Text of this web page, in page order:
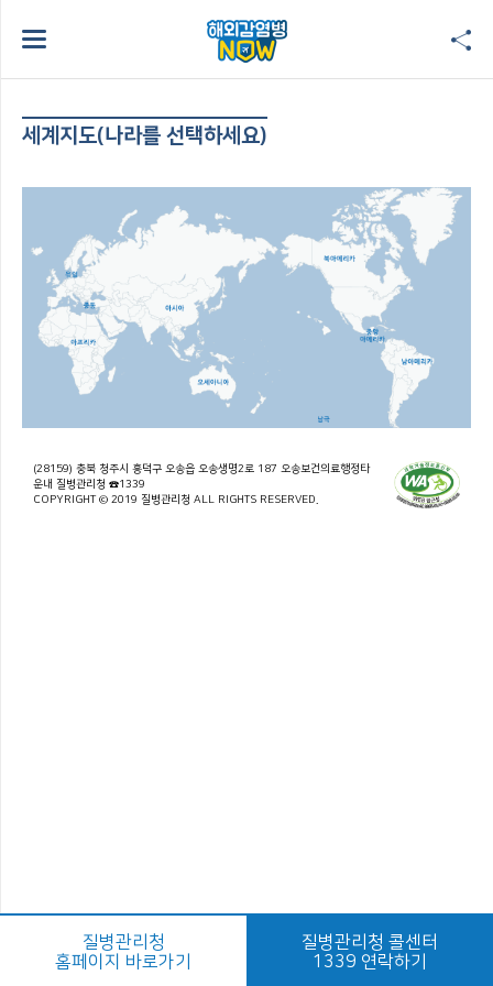
세계지도(나라를 선택하세요)
(28159) 충북 청주시 흥덕구 오송읍 오송생명2로 187 오송보건의료행정타
운내 질병관리청 ☎1339
COPYRIGHT © 2019 질병관리청 ALL RIGHTS RESERVED.
질병관리청
홈페이지 바로가기
질병관리청 콜센터
1339 연락하기